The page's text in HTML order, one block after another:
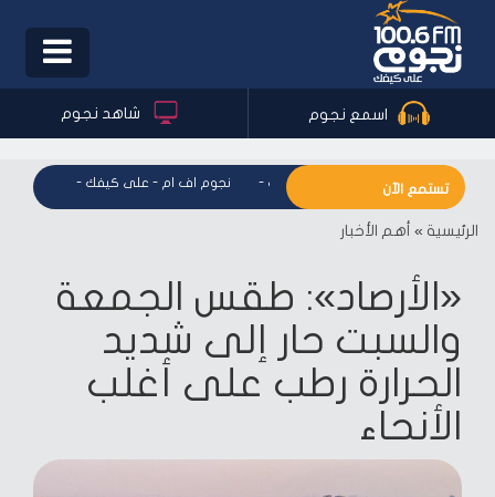
Toggle
اسمع نجوم شاهد نجوم
تستمع الآن - نجوم اف ام - على كيفك - نجوم اف ام - على كيفك نجوم
الرئيسية » أهم الأخبار
«الأرصاد»: طقس الجمعة
والسبت حار إلى شديد
الحرارة رطب على أغلب
الأنحاء